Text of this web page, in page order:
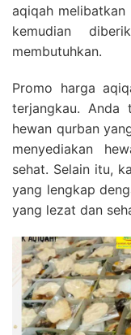
aqiqah melibatkan
kemudian
membutuhkan.
Promo harga
terjangkau. Anda
hewan qurban
menyediakan
sehat. Selain itu,
yang lengkap
yang lezat dan